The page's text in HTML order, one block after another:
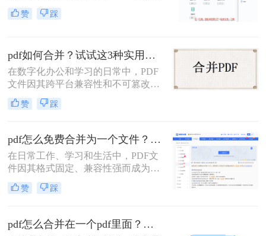
事电脑办公软件测评多年的博主，小
编经常收到读者关于PDF合并的求
方法，帮你解决操作繁琐、安全隐忧
等核心困扰。那么多个pdf怎么合并成
一个pdf呢？本文基于真实测试和数
用技能。
赞 踩
pdf如何合并？试试这3种实用合并方法！
在数字化办公和学习的日常中，PDF
文件因其跨平台兼容性和不可篡改性
而广受欢迎。然而，当需要处理多个
PDF文件时，将它们合并成一个文件
并呢？本文将介绍三种合并PDF文件
的方法。
赞 踩
pdf怎么免费合并为一个文件？五种免费合并方法详解！
在日常工作、学习和生活中，PDF文
件因其格式固定、兼容性强而成为文
档交换的主流格式。然而，我们经常
遇到需要将多个PDF文件合并为一个
提交组合文档。虽然市面上有众多付
费软件提供PDF编辑功能，但免费方
赞 踩
pdf怎么合并在一个pdf里面？这二种合并方法了解下！